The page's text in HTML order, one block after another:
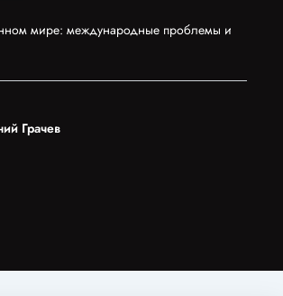
мире: международные проблемы и
Грачев